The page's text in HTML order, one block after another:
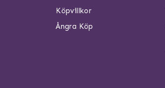
Köpvillkor
Ångra Köp